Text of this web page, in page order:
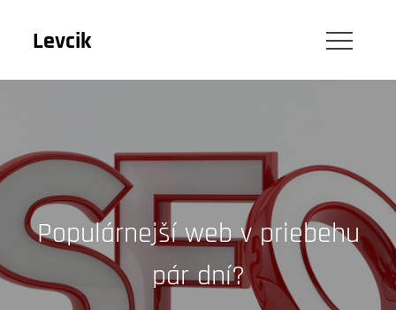
Levcik
Populárnejší web v priebehu
pár dní?